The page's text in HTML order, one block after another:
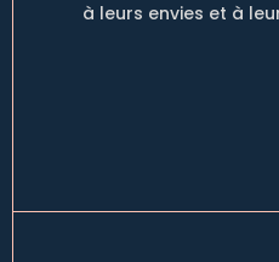
à leurs envies et à